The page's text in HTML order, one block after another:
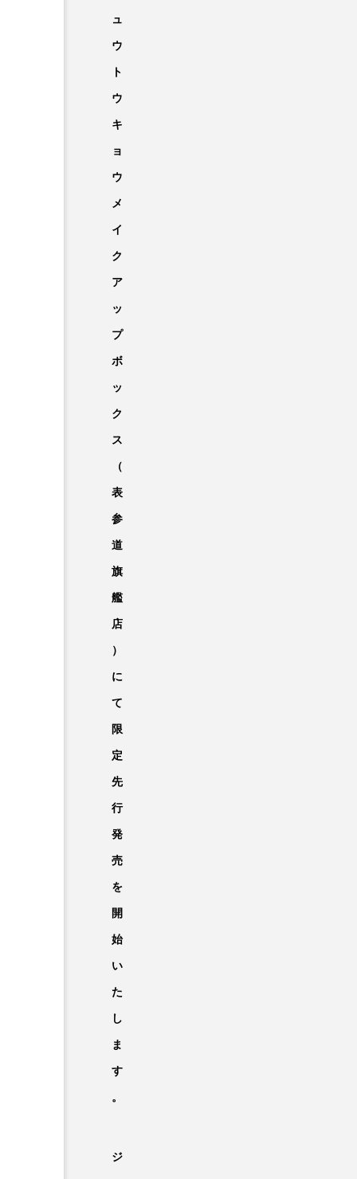
ュ
ウ
ト
ウ
キ
ョ
ウ
メ
イ
ク
ア
ッ
プ
ボ
ッ
ク
ス
（
表
参
道
旗
艦
店
）
に
て
限
定
先
行
発
売
を
開
始
い
た
し
ま
す
。
ジ